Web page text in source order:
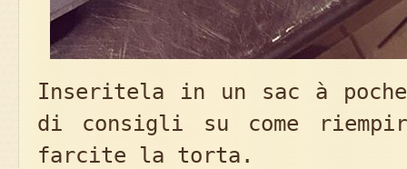
Inseritela in un sac à
di consigli su come
farcite la torta.